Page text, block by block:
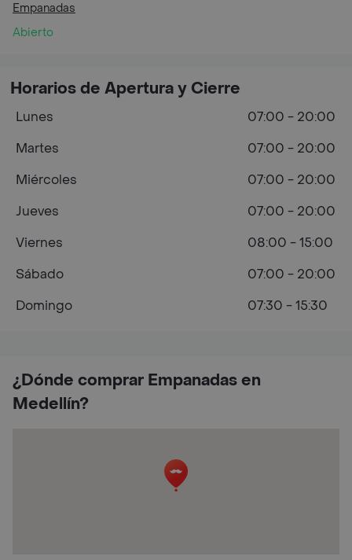
Empanadas
Abierto
¿Dónde comprar Empanadas en
Medellín?
Horarios de Apertura y Cierre
Lunes
07:00 - 20:00
Martes
07:00 - 20:00
Miércoles
07:00 - 20:00
Jueves
07:00 - 20:00
Viernes
08:00 - 15:00
Sábado
07:00 - 20:00
Domingo
07:30 - 15:30